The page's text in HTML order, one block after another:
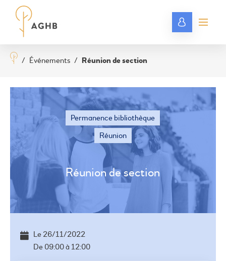
/ Événements / Réunion de section
Permanence bibliothèque
Réunion
Réunion de section
Le 26/11/2022
De 09:00à 12:00